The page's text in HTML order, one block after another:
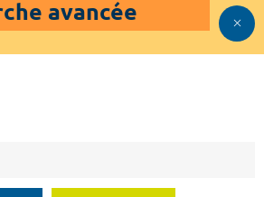
avancée